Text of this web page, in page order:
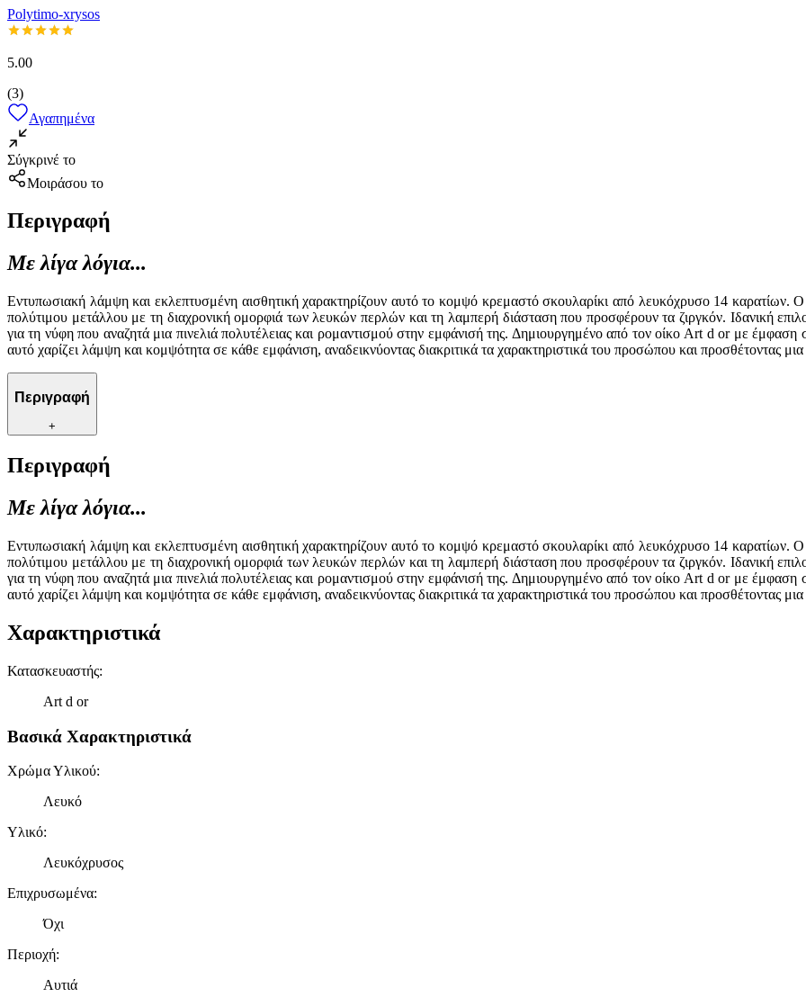
Polytimo-xrysos
5.00
(3)
Αγαπημένα
Σύγκρινέ το
Μοιράσου το
Περιγραφή
Με λίγα λόγια...
Εντυπωσιακή λάμψη και εκλεπτυσμένη αισθητική χαρακτηρίζουν αυτό το κομψό κρεμαστό σκουλαρίκι από λευκόχρυσο 14 καρατίων.
πολύτιμου μετάλλου με τη διαχρονική ομορφιά των λευκών περλών και τη λαμπερή διάσταση που προσφέρουν τα ζιργκόν. Ιδανική
για τη νύφη που αναζητά μια πινελιά πολυτέλειας και ρομαντισμού στην εμφάνισή της. Δημιουργημένο από τον οίκο Art d or με έμφαση
αυτό χαρίζει λάμψη και κομψότητα σε κάθε εμφάνιση, αναδεικνύοντας διακριτικά τα χαρακτηριστικά του προσώπου και προσθέτοντας
Περιγραφή
+
Περιγραφή
Με λίγα λόγια...
Εντυπωσιακή λάμψη και εκλεπτυσμένη αισθητική χαρακτηρίζουν αυτό το κομψό κρεμαστό σκουλαρίκι από λευκόχρυσο 14 καρατίων.
πολύτιμου μετάλλου με τη διαχρονική ομορφιά των λευκών περλών και τη λαμπερή διάσταση που προσφέρουν τα ζιργκόν. Ιδανική
για τη νύφη που αναζητά μια πινελιά πολυτέλειας και ρομαντισμού στην εμφάνισή της. Δημιουργημένο από τον οίκο Art d or με έμφαση
αυτό χαρίζει λάμψη και κομψότητα σε κάθε εμφάνιση, αναδεικνύοντας διακριτικά τα χαρακτηριστικά του προσώπου και προσθέτοντας
Χαρακτηριστικά
Κατασκευαστής:
Art d or
Βασικά Χαρακτηριστικά
Χρώμα Υλικού:
Λευκό
Υλικό:
Λευκόχρυσος
Επιχρυσωμένα:
Όχι
Περιοχή:
Αυτιά